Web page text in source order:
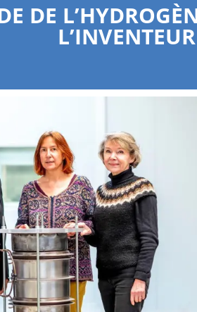
DE
L’INVENTEUR